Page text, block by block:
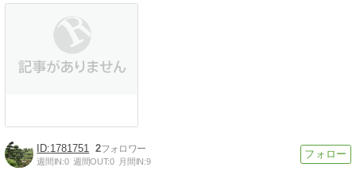
1781751 2
週間IN:0 週間OUT:0 月間IN:9